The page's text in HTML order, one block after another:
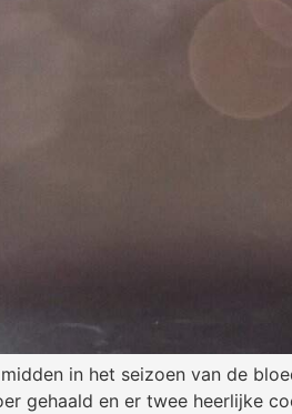
in het seizoen van de
gehaald en er twee heerlijke